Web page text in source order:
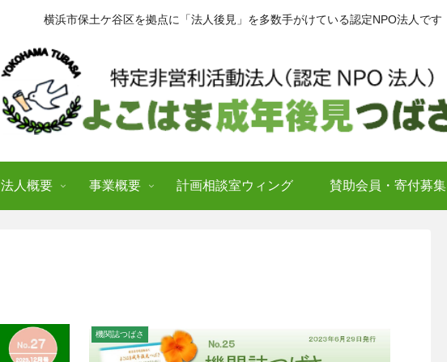
横浜市保土ケ谷区を拠点に「法人後見」を多数手がけている認定NPO法人です
法人概要 事業概要 計画相談室ウィング 賛助会員・寄付募集
機関誌つばさ